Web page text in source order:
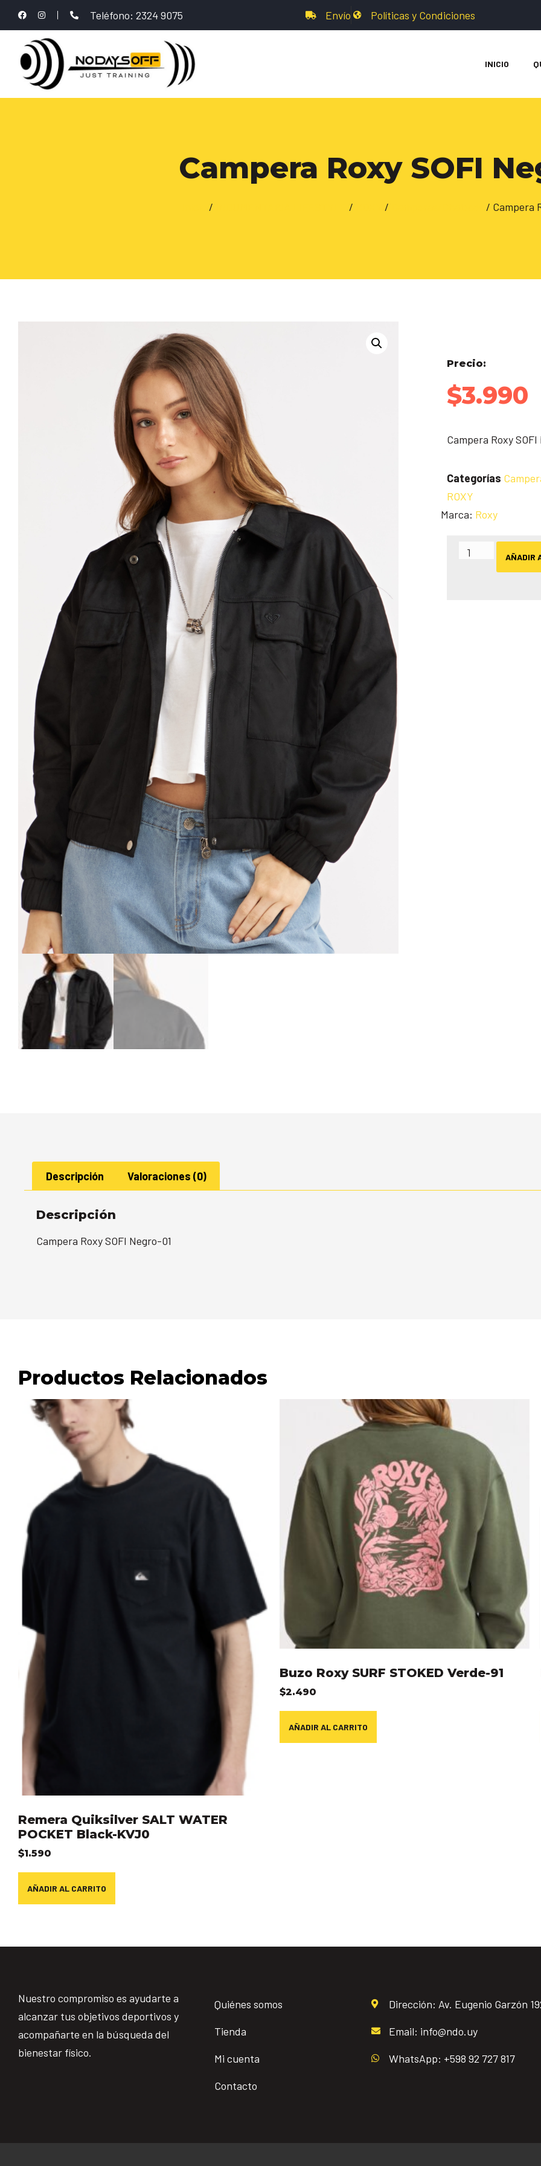
Teléfono: 2324 9075 Envío Políticas y Condiciones
INICIO
Campera Roxy SOFI
/ / / / Campera
Precio:
$3.990
Campera Roxy SOFI
Categorías
ROXY
Marca: Roxy
AÑADIR
Descripción Valoraciones (0)
Descripción
Campera Roxy SOFI Negro-01
Productos Relacionados
Remera Quiksilver SALT WATER
POCKET Black-KVJ0
$1.590
AÑADIR AL CARRITO
Buzo Roxy SURF STOKED Verde-91
$2.490
AÑADIR AL CARRITO
Nuestro compromiso es ayudarte a
alcanzar tus objetivos deportivos y
acompañarte en la búsqueda del
bienestar físico.
Quiénes somos
Tienda
Mi cuenta
Contacto
Dirección: Av. Eugenio Garzón
Email: info@ndo.uy
WhatsApp: +598 92 727 817